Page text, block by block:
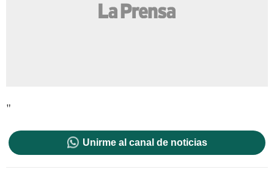
"
Unirme al canal de noticias